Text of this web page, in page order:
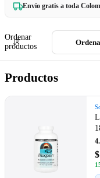
Envío gratis a toda
Ordenar
productos
Productos